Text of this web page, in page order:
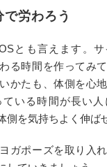
で労わろう
とも言えます。
る時間を作ってみ
かたも、体側を心
いる時間が長い
側を気持ちよく伸ば
ガポーズを取り入